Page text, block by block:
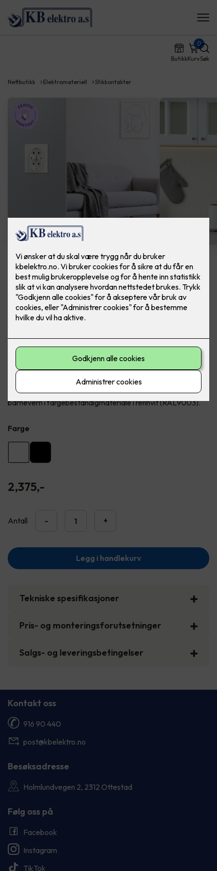
ButikkKurv
0
Søk
Nettbutikk Elektromateriell Stikkontakter
Dobbel stikkontakt m/ USB-C
lader
Ferdig montert - ELKO One Dobbelstikk 2x USB
En ferdig montert, dobbel jordet stikkontakt, med 2x USB C
av fargebestandig materiale. Sammen med stikkontaktene
vil du kunne lade elektroniske apparater opp til 25W i begge
C-uttakene. Stikkontakten er innfelt med hel dekkplate og
barnevern i fargebestandigmateriale i renhvit (RAL9003).
Farge
2,375,-
Antall - +
Legg i handlekurv
Tekniske spesifikasjoner
Pris- og monteringsforutsetninger
Salgs- og leveringsbetingelser
Kontakt oss
916 90 440
post@kbelektro.no
Besøksadresse
Holmlundvegen 2, 2312 Ottestad
Følg oss på
Facebook
Instagram
TikTok